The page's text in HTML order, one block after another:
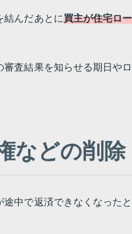
結んだあとに買主が住宅ロ
査結果を知らせる期日や
などの削除
中で返済できなくなった